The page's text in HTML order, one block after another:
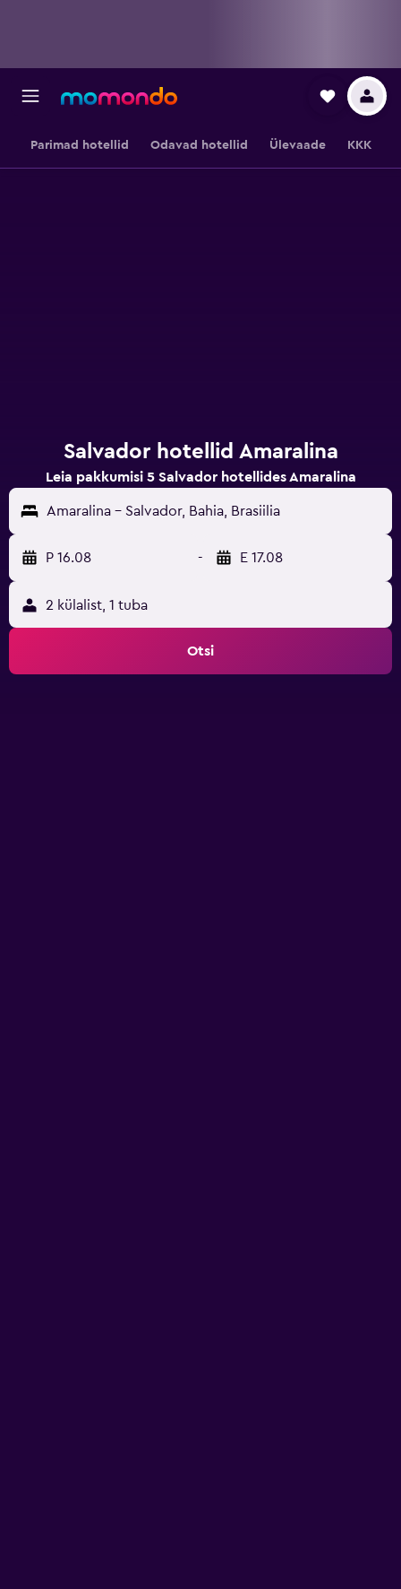
Parimad hotellid Odavad hotellid Ülevaade KKK
Salvador hotellid Amaralina
Leia pakkumisi 5 Salvador hotellides Amaralina
Amaralina - Salvador, Bahia, Brasiilia
P 16.08 - E 17.08
2 külalist, 1 tuba
Otsi